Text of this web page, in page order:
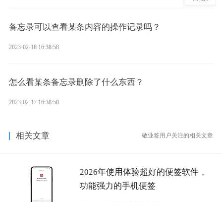
备忘录可以查看某条内容的操作记录吗？
2023-02-18 16:38:58
怎么看某条备忘录删除了什么东西？
2023-02-17 16:38:58
相关文章 敬业签用户关注的相关文章
2026年使用体验超好的便签软件，
功能强力的手机便签